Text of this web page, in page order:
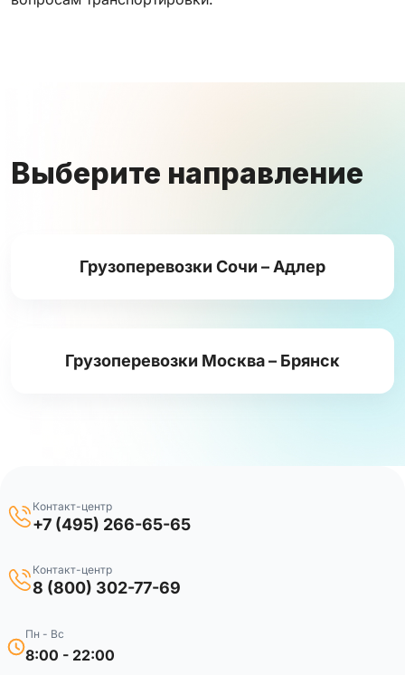
Выберите направление
Грузоперевозки Сочи – Адлер
Грузоперевозки Москва – Брянск
Контакт-центр
+7 (495) 266-65-65
Контакт-центр
8 (800) 302-77-69
Пн - Вс
8:00 - 22:00